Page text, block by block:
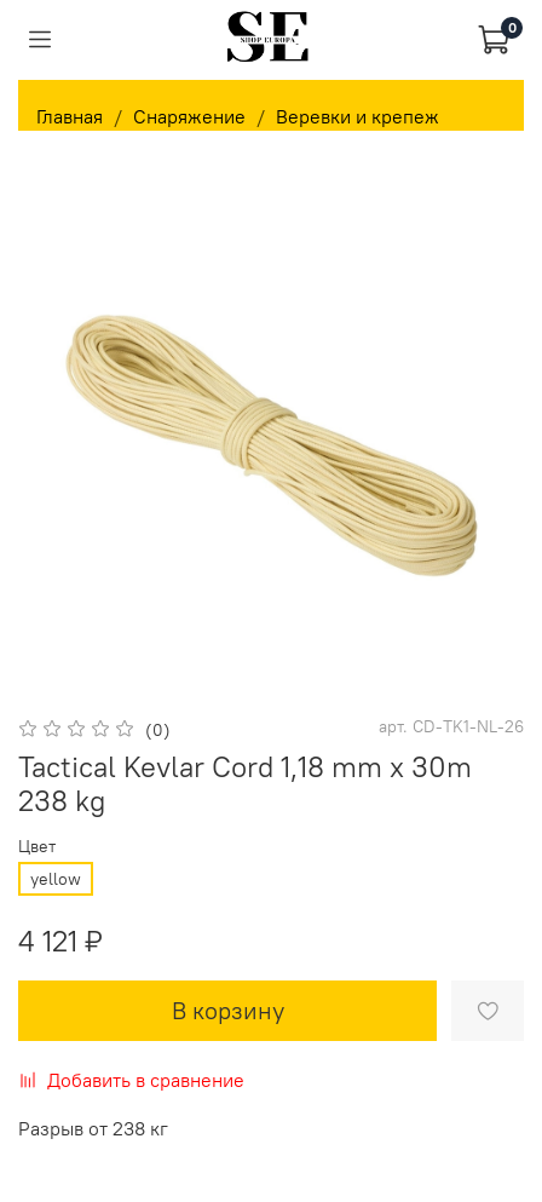
0
Главная Снаряжение Веревки и крепеж
(0) арт. CD-TK1-NL-26
Tactical Kevlar Cord 1,18 mm x 30m
238 kg
Цвет
yellow
4 121 ₽
В корзину
Добавить в сравнение
Разрыв от 238 кг